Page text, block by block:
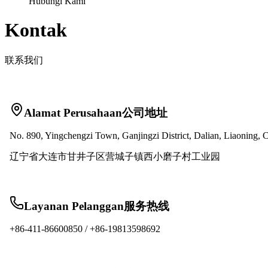
Kontak
联系我们
Alamat Perusahaan公司地址
No. 890, Yingchengzi Town, Ganjingzi District, Dalian, Liaoning,
辽宁省大连市甘井子区营城子镇西小磨子村工业园
Layanan Pelanggan服务热线
+86-411-86600850 /+86-19813598692